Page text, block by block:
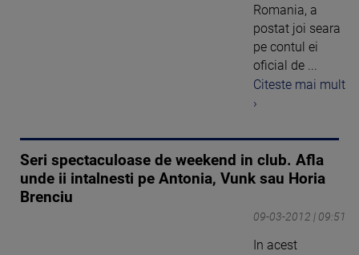
Romania, a
postat joi seara
pe contul ei
oficial de ...
Citeste mai mult
›
Seri spectaculoase de weekend in club. Afla
unde ii intalnesti pe Antonia, Vunk sau Horia
Brenciu
09-03-2012 | 09:51
In acest